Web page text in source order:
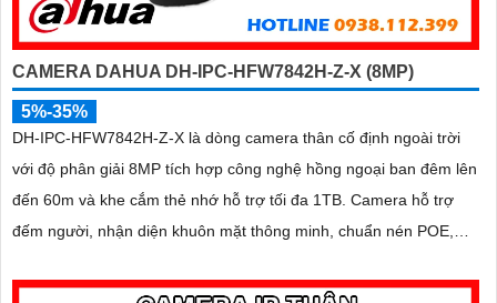
CAMERA DAHUA DH-IPC-HFW7842H-Z-X (8MP)
5%-35%
DH-IPC-HFW7842H-Z-X là dòng camera thân cố định ngoài trời
với độ phân giải 8MP tích hợp công nghệ hồng ngoại ban đêm lên
đến 60m và khe cắm thẻ nhớ hỗ trợ tối đa 1TB. Camera hỗ trợ
đếm người, nhận diện khuôn mặt thông minh, chuẩn nén POE,
sát ngoài trời, hỗ trợ tính năng quản lý chỗ đỗ xe hiệu quả cho các